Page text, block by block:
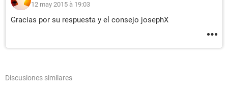
12 may 2015 à 19:03
Gracias por su respuesta y el consejo josephX
Discusiones similares